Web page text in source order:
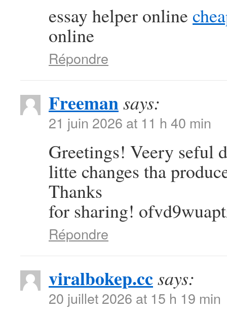
essay helper online
online
Répondre
Freemansays:
21 juin 2026 at 11 h 40 min
Greetings! Veery seful
litte changes tha
Thanks
for sharing!
Répondre
viralbokep.ccsays:
20 juillet 2026 at 15 h 19 min